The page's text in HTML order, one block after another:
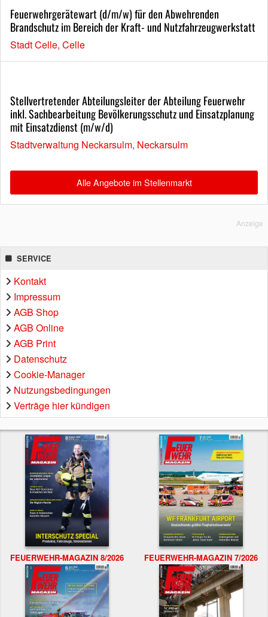
Feuerwehrgerätewart (d/m/w) für den Abwehrenden
Brandschutz im Bereich der Kraft- und Nutzfahrzeugwerkstatt
Stadt Celle, Celle
Stellvertretender Abteilungsleiter der Abteilung Feuerwehr
inkl. Sachbearbeitung Bevölkerungsschutz und Einsatzplanung
mit Einsatzdienst (m/w/d)
Stadtverwaltung Neckarsulm, Neckarsulm
Alle Angebote im Stellenmarkt
Anzeige
SERVICE
Kontakt
Impressum
AGB Shop
AGB Online
AGB Print
Datenschutz
Cookie-Manager
Nutzungsbedingungen
Verträge hier kündigen
FEUERWEHR-MAGAZIN 8/2026 FEUERWEHR-MAGAZIN 7/2026